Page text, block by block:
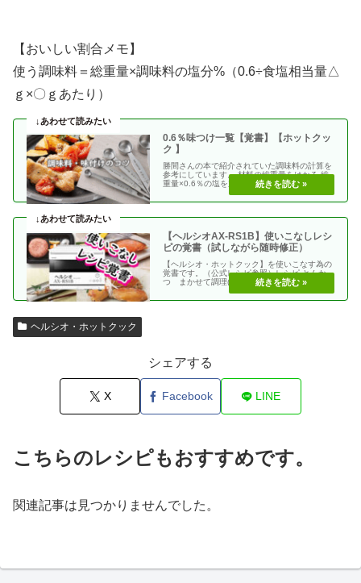
【おいしい割合メモ】
使う調味料＝総重量×調味料の塩分%（0.6÷食塩相当量△
ｇ×〇ｇあたり）
0.6％味つけ一覧【覚書】【ホットクッ
ク 】
勝間さんの本で紹介されていた調味料の計算を
参考にしています。 材料の総重量をはかる 総
重量×0.6％の塩を加える 使う調味料＝（総重
【ヘルシオAX-RS1B】使いこなしレシ
ピの覚書（試しながら随時修正）
【ヘルシオ・ホットクック】を使いこなす為の
覚書です。（公式レシピ参照）レシピ とんか
つ まかせて調理(網焼き・揚げる) エビフラ
ヘルシオ・ホットクック
シェアする
X Facebook LINE
こちらのレシピもおすすめです。
関連記事は見つかりませんでした。